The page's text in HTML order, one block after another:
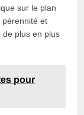
sur le plan
pérennité et
de plus en plus
pour